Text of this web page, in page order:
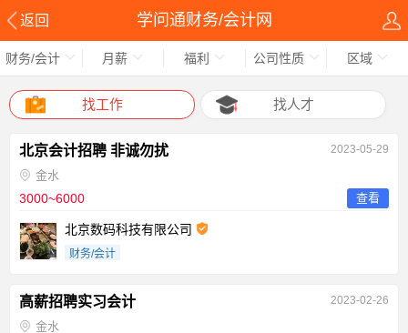
返回 学问通财务/会计网
财务/会计 月薪 福利 公司性质 区域
找工作 找人才
北京会计招聘 非诚勿扰 2023-05-29
金水
3000~6000 查看
北京数码科技有限公司
财务/会计
高薪招聘实习会计 2023-02-26
金水